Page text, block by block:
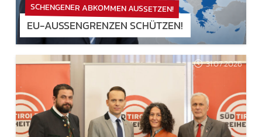
SCHENGENER ABKOMMEN AUSSETZEN!
EU-AUSSENGRENZEN SCHÜTZEN!
31.07.2026